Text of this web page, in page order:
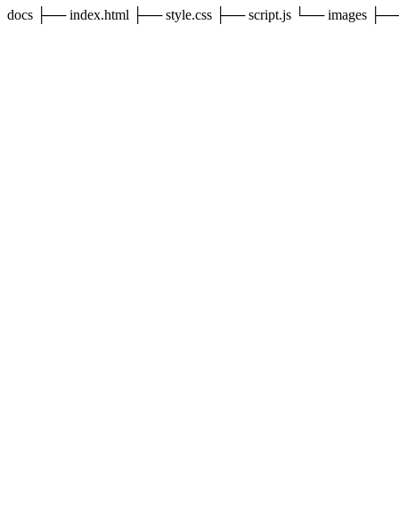
docs ├── index.html ├── style.css ├── script.js └── images